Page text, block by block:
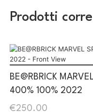
Prodotti
BE@RBRICK
400% 100% 2022
€250.00